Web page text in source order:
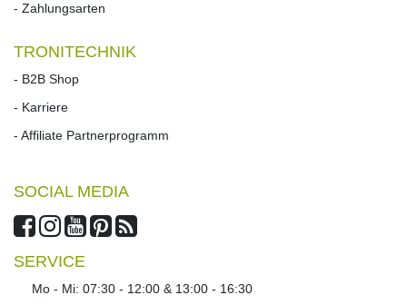
- Zahlungsarten
TRONITECHNIK
- B2B Shop
- Karriere
- Affiliate Partnerprogramm
SOCIAL MEDIA
SERVICE
Mo - Mi: 07:30 - 12:00 & 13:00 - 16:30